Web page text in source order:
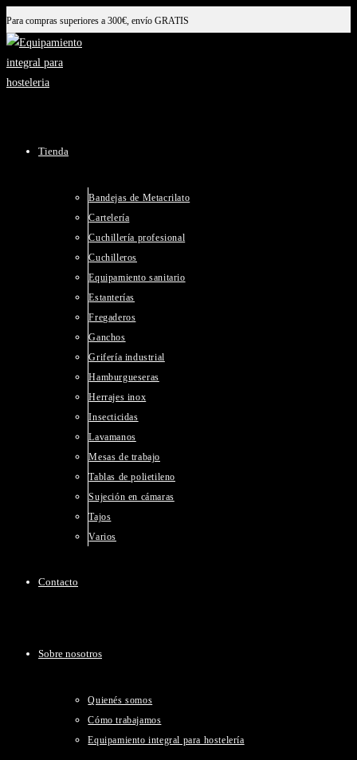
Ir
al
contenido
Para compras superiores a 300€, envío GRATIS
Tienda
Bandejas de Metacrilato
Cartelería
Cuchillería profesional
Cuchilleros
Equipamiento sanitario
Estanterías
Fregaderos
Ganchos
Grifería industrial
Hamburgueseras
Herrajes inox
Insecticidas
Lavamanos
Mesas de trabajo
Tablas de polietileno
Sujeción en cámaras
Tajos
Varios
Contacto
Sobre nosotros
Quienés somos
Cómo trabajamos
Equipamiento integral para hostelería